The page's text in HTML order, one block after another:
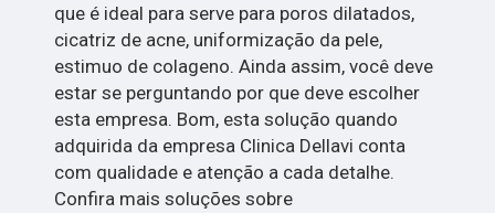
que é ideal para serve para poros dilatados,
cicatriz de acne, uniformização da pele,
estimuo de colageno. Ainda assim, você deve
estar se perguntando por que deve escolher
esta empresa. Bom, esta solução quando
adquirida da empresa Clinica Dellavi conta
com qualidade e atenção a cada detalhe.
Confira mais soluções sobre